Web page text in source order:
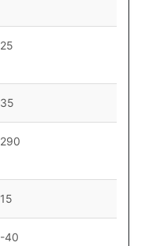
25
35
290
15
-40